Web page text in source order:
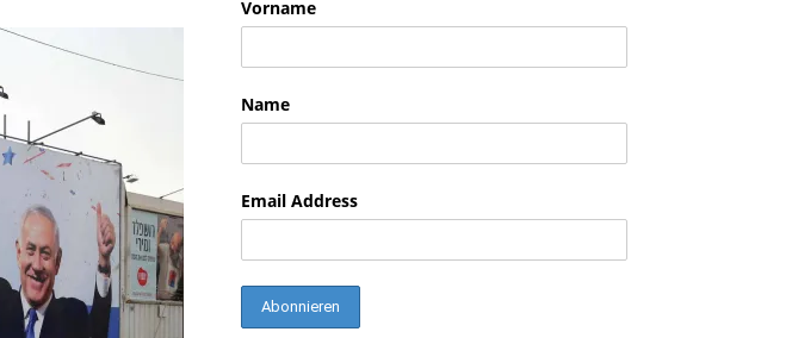
Vorname
Name
Email Address